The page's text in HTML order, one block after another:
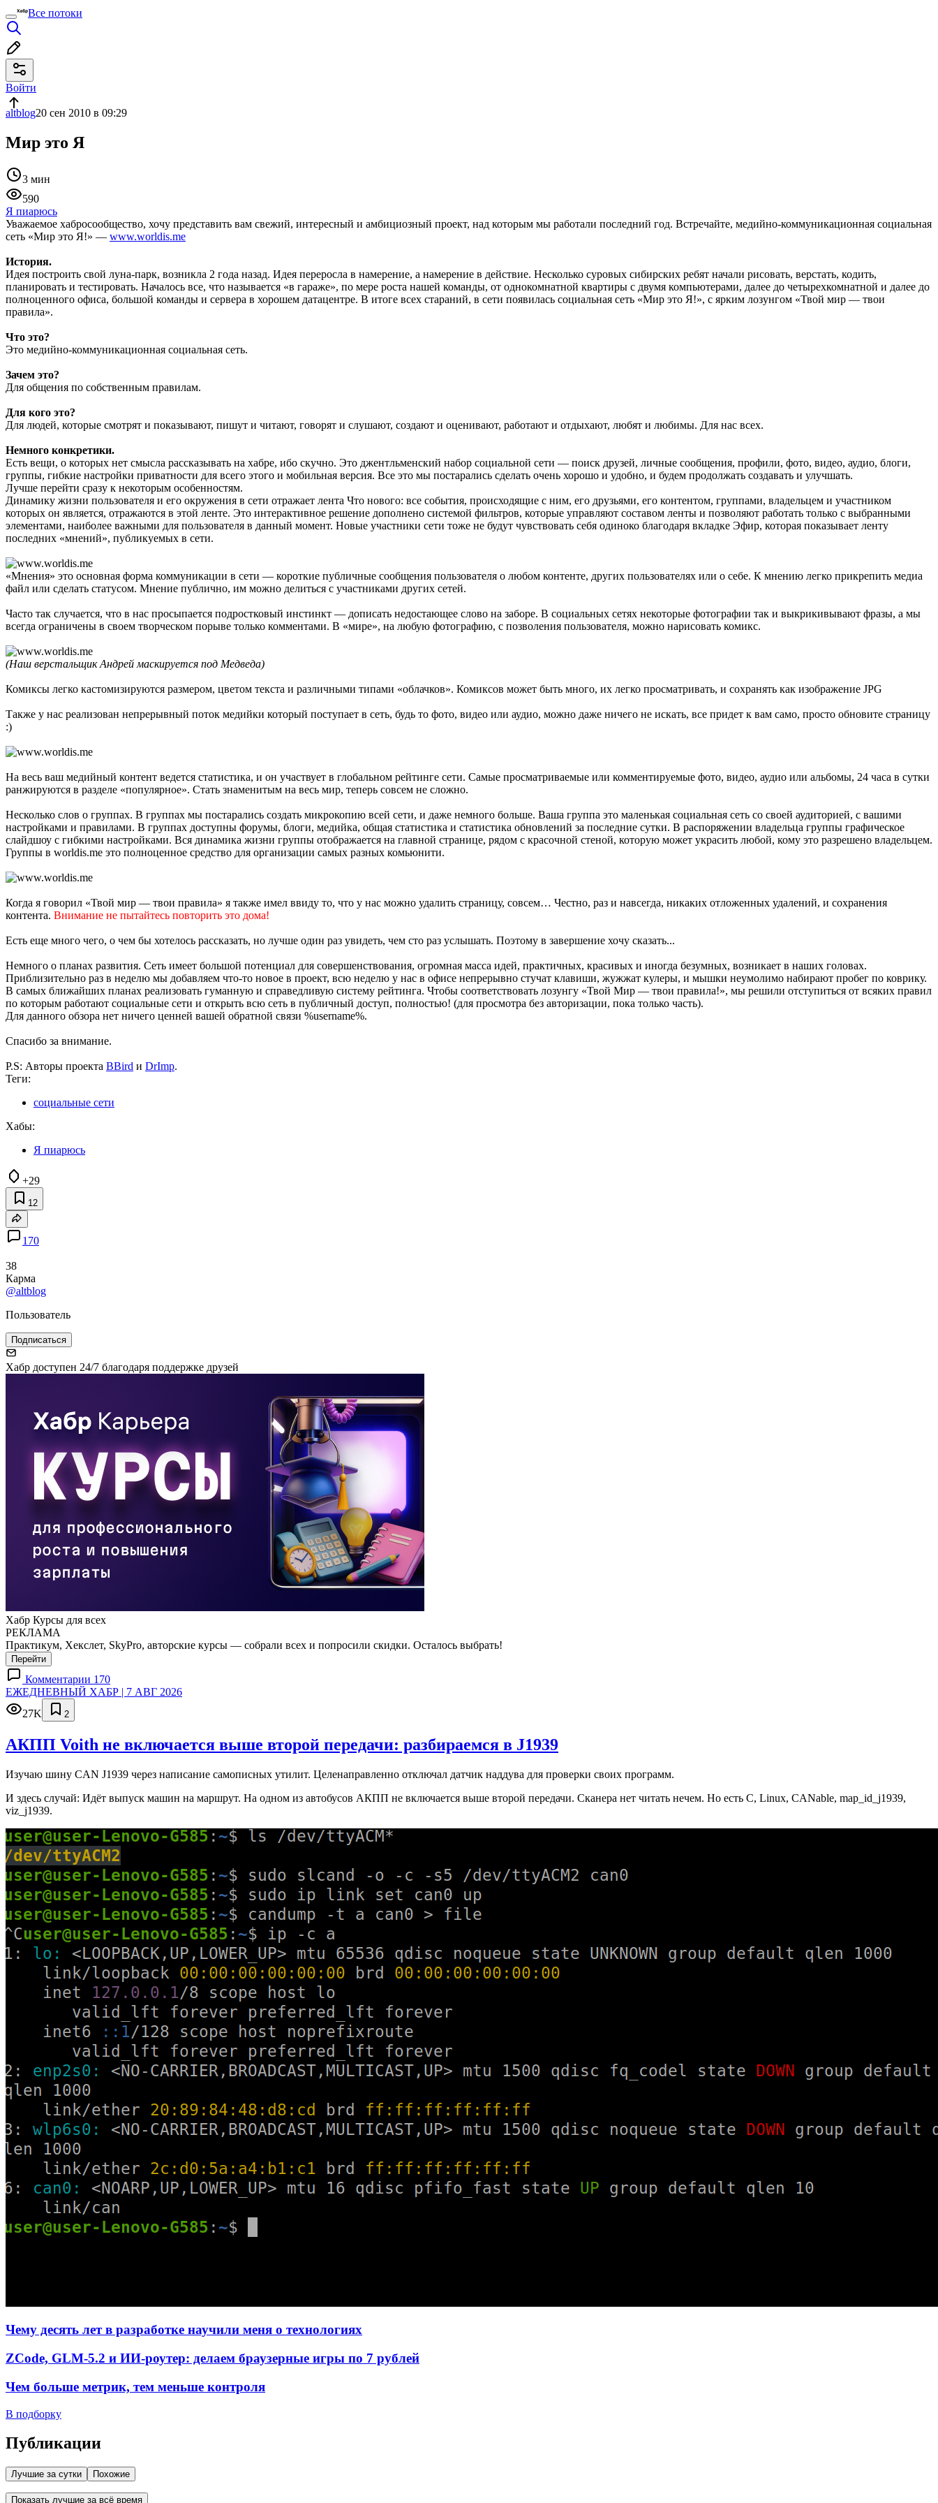
Все потоки
Войти
altblog20 сен 2010 в 09:29
Мир это Я
3 мин
590
Я пиарюсь
Уважаемое хабросообщество, хочу представить вам свежий, интересный и амбициозный проект, над которым мы работали последний год. Встречайте, медийно-коммуникационная социальная
сеть «Мир это Я!» — www.worldis.me
История.
Идея построить свой луна-парк, возникла 2 года назад. Идея переросла в намерение, а намерение в действие. Несколько суровых сибирских ребят начали рисовать, верстать, кодить,
планировать и тестировать. Началось все, что называется «в гараже», по мере роста нашей команды, от однокомнатной квартиры с двумя компьютерами, далее до четырехкомнатной и далее до
полноценного офиса, большой команды и сервера в хорошем датацентре. В итоге всех стараний, в сети появилась социальная сеть «Мир это Я!», с ярким лозунгом «Твой мир — твои
правила».
Что это?
Это медийно-коммуникационная социальная сеть.
Зачем это?
Для общения по собственным правилам.
Для кого это?
Для людей, которые смотрят и показывают, пишут и читают, говорят и слушают, создают и оценивают, работают и отдыхают, любят и любимы. Для нас всех.
Немного конкретики.
Есть вещи, о которых нет смысла рассказывать на хабре, ибо скучно. Это джентльменский набор социальной сети — поиск друзей, личные сообщения, профили, фото, видео, аудио, блоги,
группы, гибкие настройки приватности для всего этого и мобильная версия. Все это мы постарались сделать очень хорошо и удобно, и будем продолжать создавать и улучшать.
Лучше перейти сразу к некоторым особенностям.
Динамику жизни пользователя и его окружения в сети отражает лента Что нового: все события, происходящие с ним, его друзьями, его контентом, группами, владельцем и участником
которых он является, отражаются в этой ленте. Это интерактивное решение дополнено системой фильтров, которые управляют составом ленты и позволяют работать только с выбранными
элементами, наиболее важными для пользователя в данный момент. Новые участники сети тоже не будут чувствовать себя одиноко благодаря вкладке Эфир, которая показывает ленту
последних «мнений», публикуемых в сети.
«Мнения» это основная форма коммуникации в сети — короткие публичные сообщения пользователя о любом контенте, других пользователях или о себе. К мнению легко прикрепить медиа
файл или сделать статусом. Мнение публично, им можно делиться с участниками других сетей.
Часто так случается, что в нас просыпается подростковый инстинкт — дописать недостающее слово на заборе. В социальных сетях некоторые фотографии так и выкрикивывают фразы, а мы
всегда ограничены в своем творческом порыве только комментами. В «мире», на любую фотографию, с позволения пользователя, можно нарисовать комикс.
(Наш верстальщик Андрей маскируется под Медведа)
Комиксы легко кастомизируются размером, цветом текста и различными типами «облачков». Комиксов может быть много, их легко просматривать, и сохранять как изображение JPG
Также у нас реализован непрерывный поток медийки который поступает в сеть, будь то фото, видео или аудио, можно даже ничего не искать, все придет к вам само, просто обновите страницу
:)
На весь ваш медийный контент ведется статистика, и он участвует в глобальном рейтинге сети. Самые просматриваемые или комментируемые фото, видео, аудио или альбомы, 24 часа в сутки
ранжируются в разделе «популярное». Стать знаменитым на весь мир, теперь совсем не сложно.
Несколько слов о группах. В группах мы постарались создать микрокопию всей сети, и даже немного больше. Ваша группа это маленькая социальная сеть со своей аудиторией, с вашими
настройками и правилами. В группах доступны форумы, блоги, медийка, общая статистика и статистика обновлений за последние сутки. В распоряжении владельца группы графическое
слайдшоу с гибкими настройками. Вся динамика жизни группы отображается на главной странице, рядом с красочной стеной, которую может украсить любой, кому это разрешено владельцем.
Группы в worldis.me это полноценное средство для организации самых разных комьюнити.
Когда я говорил «Твой мир — твои правила» я также имел ввиду то, что у нас можно удалить страницу, совсем… Честно, раз и навсегда, никаких отложенных удалений, и сохранения
контента. Внимание не пытайтесь повторить это дома!
Есть еще много чего, о чем бы хотелось рассказать, но лучше один раз увидеть, чем сто раз услышать. Поэтому в завершение хочу сказать...
Немного о планах развития. Сеть имеет большой потенциал для совершенствования, огромная масса идей, практичных, красивых и иногда безумных, возникает в наших головах.
Приблизительно раз в неделю мы добавляем что-то новое в проект, всю неделю у нас в офисе непрерывно стучат клавиши, жужжат кулеры, и мышки неумолимо набирают пробег по коврику.
В самых ближайших планах реализовать гуманную и справедливую систему рейтинга. Чтобы соответствовать лозунгу «Твой Мир — твои правила!», мы решили отступиться от всяких правил
по которым работают социальные сети и открыть всю сеть в публичный доступ, полностью! (для просмотра без авторизации, пока только часть).
Для данного обзора нет ничего ценней вашей обратной связи %username%.
Спасибо за внимание.
P.S: Авторы проекта BBird и DrImp.
Теги:
социальные сети
Хабы:
Я пиарюсь
+29
12
170
38
Карма
@altblog
Пользователь
Подписаться
Хабр доступен 24/7 благодаря поддержке друзей
Хабр Курсы для всех
РЕКЛАМА
Практикум, Хекслет, SkyPro, авторские курсы — собрали всех и попросили скидки. Осталось выбрать!
Перейти
Комментарии 170
ЕЖЕДНЕВНЫЙ ХАБР | 7 АВГ 2026
27K
2
АКПП Voith не включается выше второй передачи: разбираемся в J1939
Изучаю шину CAN J1939 через написание самописных утилит. Целенаправленно отключал датчик наддува для проверки своих программ.
И здесь случай: Идёт выпуск машин на маршрут. На одном из автобусов АКПП не включается выше второй передачи. Сканера нет читать нечем. Но есть C, Linux, CANable, map_id_j1939,
viz_j1939.
Чему десять лет в разработке научили меня о технологиях
ZCode, GLM-5.2 и ИИ-роутер: делаем браузерные игры по 7 рублей
Чем больше метрик, тем меньше контроля
В подборку
Публикации
Лучшие за сутки Похожие
Показать лучшие за всё время